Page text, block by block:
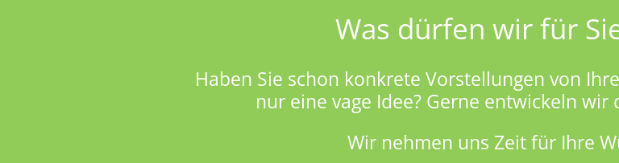
Was dürfen wir für
Haben Sie schon konkrete Vorstellungen von
nur eine vage Idee? Gerne entwickeln
Wir nehmen uns Zeit für Ihre